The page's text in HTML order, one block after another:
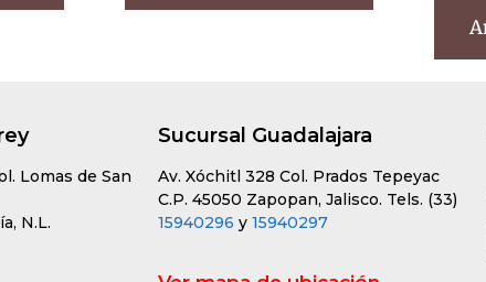
Lomas de San
N.L.
Sucursal Guadalajara
Av. Xóchitl 328 Col. Prados Tepeyac
C.P. 45050 Zapopan, Jalisco. Tels. (33)
15940296 y 15940297